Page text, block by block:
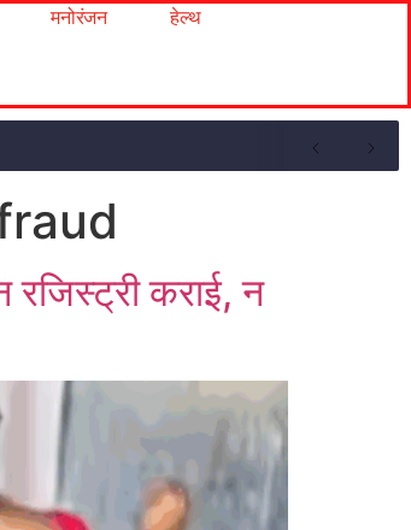
मनोरंजन
हेल्थ
कराई, न